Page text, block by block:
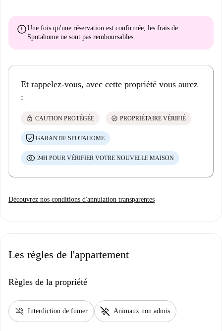
errorUne fois qu'une réservation est confirmée, les frais de
Spotahome ne sont pas remboursables.
Et rappelez-vous, avec cette propriété vous aurez
:
lock CAUTION PROTÉGÉE check_circle PROPRIÉTAIRE VÉRIFIÉ
GARANTIE SPOTAHOME
24H POUR VÉRIFIER VOTRE NOUVELLE MAISON
Découvrez nos conditions d'annulation transparentes
Les règles de l'appartement
Règles de la propriété
smoke_free Interdiction de fumer pet_supplies Animaux non admis